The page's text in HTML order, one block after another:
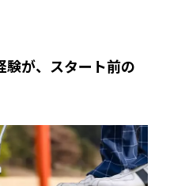
験が、スタート前の